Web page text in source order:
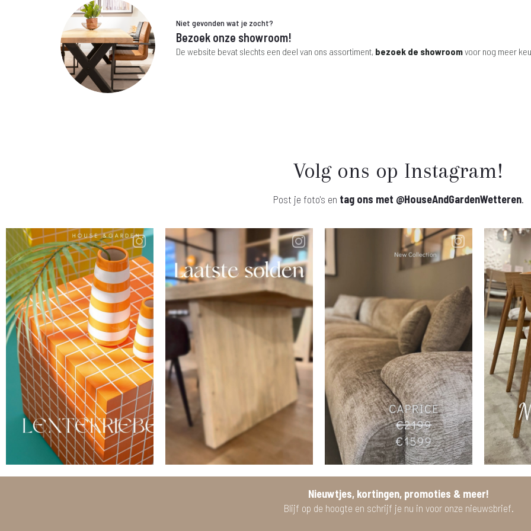
Niet gevonden wat je zocht?
Bezoek onze showroom!
De website bevat slechts een deel van ons assortiment, bezoek de showroomvoor nog meer
Volg ons op Instagram!
Post je foto's en tag ons met @HouseAndGardenWetteren.
Nieuwtjes, kortingen, promoties & meer!
Blijf op de hoogte en schrijf je nu in voor onze nieuwsbrief.